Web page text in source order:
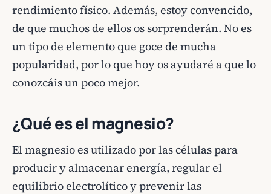
rendimiento físico. Además, estoy convencido,
de que muchos de ellos os sorprenderán. No es
un tipo de elemento que goce de mucha
popularidad, por lo que hoy os ayudaré a que lo
conozcáis un poco mejor.
¿Qué es el magnesio?
El magnesio es utilizado por las células para
producir y almacenar energía, regular el
equilibrio electrolítico y prevenir las